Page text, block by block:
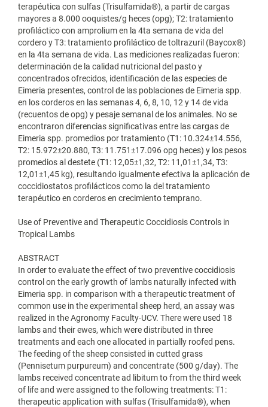
terapéutica con sulfas (Trisulfamida®), a partir de cargas
mayores a 8.000 ooquistes/g heces (opg); T2: tratamiento
profiláctico con amprolium en la 4ta semana de vida del
cordero y T3: tratamiento profiláctico de toltrazuril (Baycox®)
en la 4ta semana de vida. Las mediciones realizadas fueron:
determinación de la calidad nutricional del pasto y
concentrados ofrecidos, identificación de las especies de
Eimeria presentes, control de las poblaciones de Eimeria spp.
en los corderos en las semanas 4, 6, 8, 10, 12 y 14 de vida
(recuentos de opg) y pesaje semanal de los animales. No se
encontraron diferencias significativas entre las cargas de
Eimeria spp. promedios por tratamiento (T1: 10.324±14.556,
T2: 15.972±20.880, T3: 11.751±17.096 opg heces) y los pesos
promedios al destete (T1: 12,05±1,32, T2: 11,01±1,34, T3:
12,01±1,45 kg), resultando igualmente efectiva la aplicación de
coccidiostatos profilácticos como la del tratamiento
terapéutico en corderos en crecimiento temprano.
Use of Preventive and Therapeutic Coccidiosis Controls in
Tropical Lambs
ABSTRACT
In order to evaluate the effect of two preventive coccidiosis
control on the early growth of lambs naturally infected with
Eimeria spp. in comparison with a therapeutic treatment of
common use in the experimental sheep herd, an assay was
realized in the Agronomy Faculty-UCV. There were used 18
lambs and their ewes, which were distributed in three
treatments and each one allocated in partially roofed pens.
The feeding of the sheep consisted in cutted grass
(Pennisetum purpureum) and concentrate (500 g/day). The
lambs received concentrate ad libitum to from the third week
of life and were assigned to the following treatments: T1:
therapeutic application with sulfas (Trisulfamida®), when